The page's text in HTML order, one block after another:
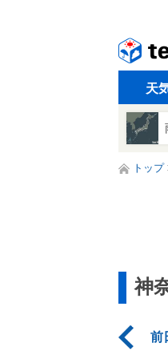
天
トップ
神
前